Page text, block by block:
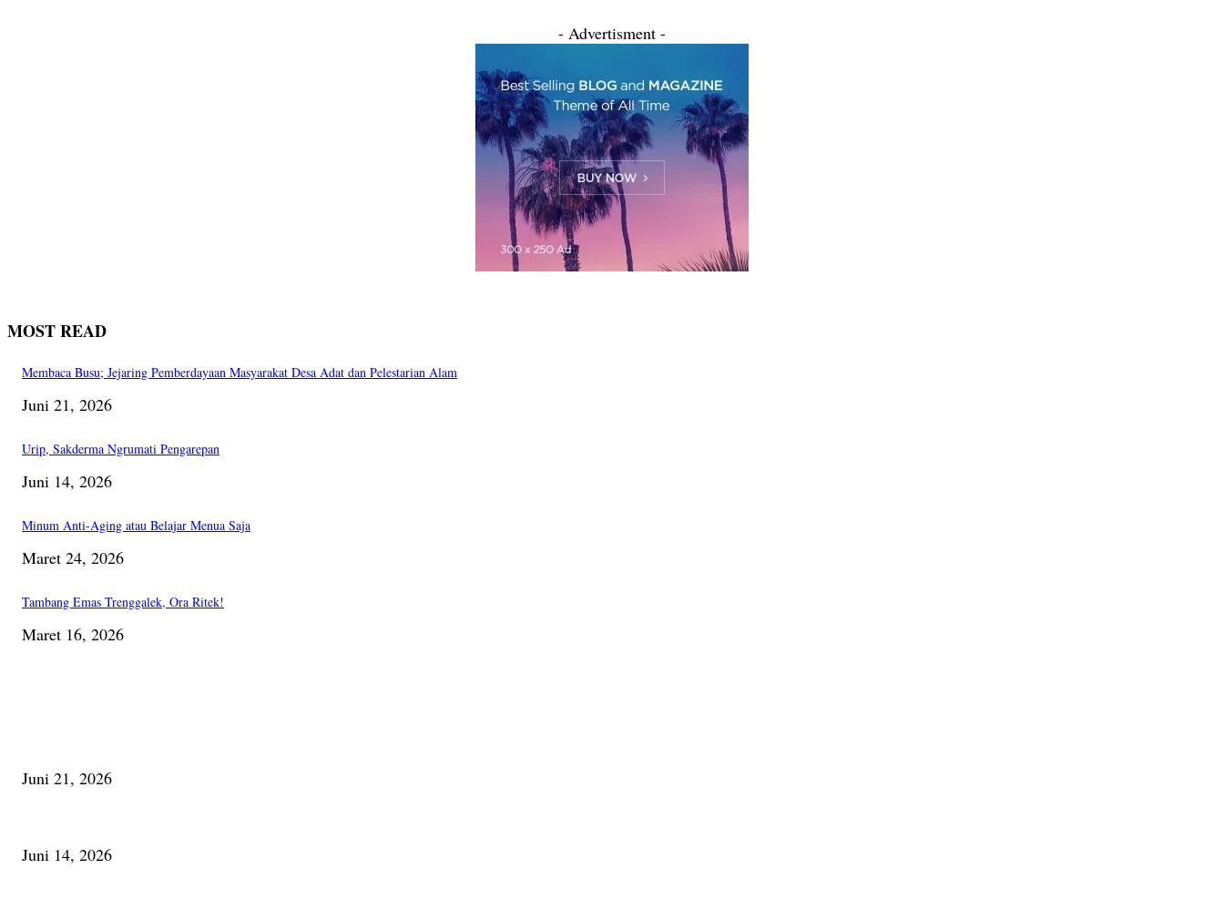
- Advertisment -
MOST READ
Membaca Busu; Jejaring Pemberdayaan Masyarakat Desa Adat dan Pelestarian Alam
Juni 21, 2026
Urip, Sakderma Ngrumati Pengarepan
Juni 14, 2026
Minum Anti-Aging atau Belajar Menua Saja
Maret 24, 2026
Tambang Emas Trenggalek, Ora Ritek!
Maret 16, 2026
Juni 21, 2026
Juni 14, 2026